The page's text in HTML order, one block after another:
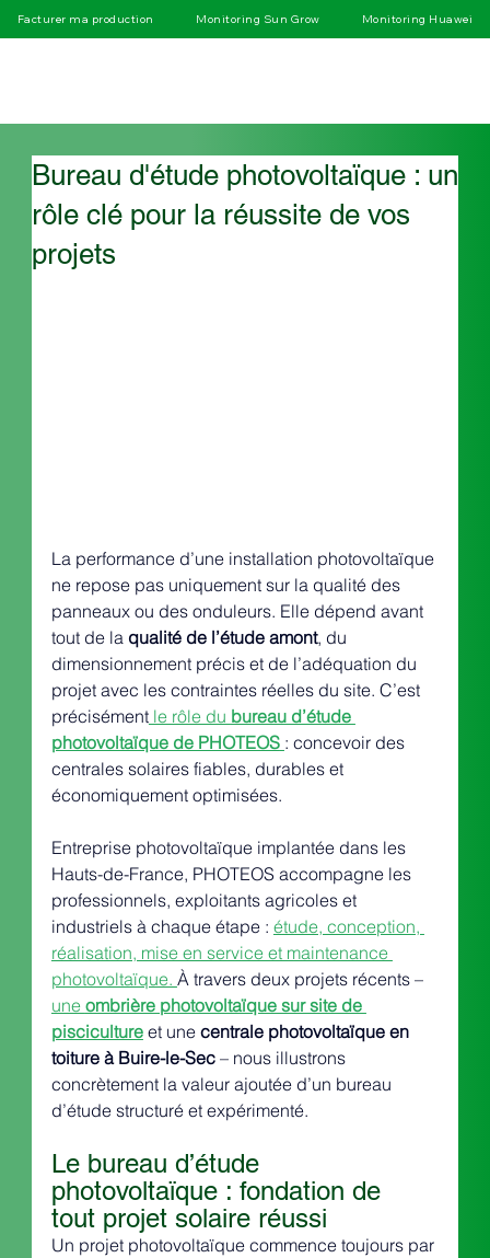
Facturer ma production Monitoring Sun Grow Monitoring Huawei
Bureau d'étude photovoltaïque : un
rôle clé pour la réussite de vos
projets
La performance d’une installation photovoltaïque
ne repose pas uniquement sur la qualité des
panneaux ou des onduleurs. Elle dépend avant
tout de la qualité de l’étude amont, du
dimensionnement précis et de l’adéquation du
projet avec les contraintes réelles du site. C’est
précisément le rôle du bureau d’étude
photovoltaïque de PHOTEOS : concevoir des
centrales solaires fiables, durables et
économiquement optimisées.
Entreprise photovoltaïque implantée dans les
Hauts-de-France, PHOTEOS accompagne les
professionnels, exploitants agricoles et
industriels à chaque étape : étude, conception,
réalisation, mise en service et maintenance
photovoltaïque. À travers deux projets récents –
une ombrière photovoltaïque sur site de
pisciculture et une centrale photovoltaïque en
toiture à Buire-le-Sec – nous illustrons
concrètement la valeur ajoutée d’un bureau
d’étude structuré et expérimenté.
Le bureau d’étude
photovoltaïque : fondation de
tout projet solaire réussi
Un projet photovoltaïque commence toujours par